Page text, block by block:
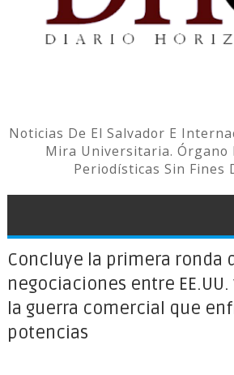
Noticias De El Salvador E
Mira Universitaria. Órgano
Periodísticas Sin Fines
Concluye la primera ronda
negociaciones entre
la guerra comercial que
potencias